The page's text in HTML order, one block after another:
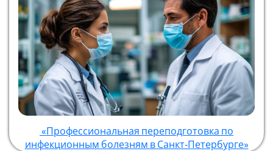
«Профессиональная переподготовка по
инфекционным болезням в Санкт‑Петербурге»